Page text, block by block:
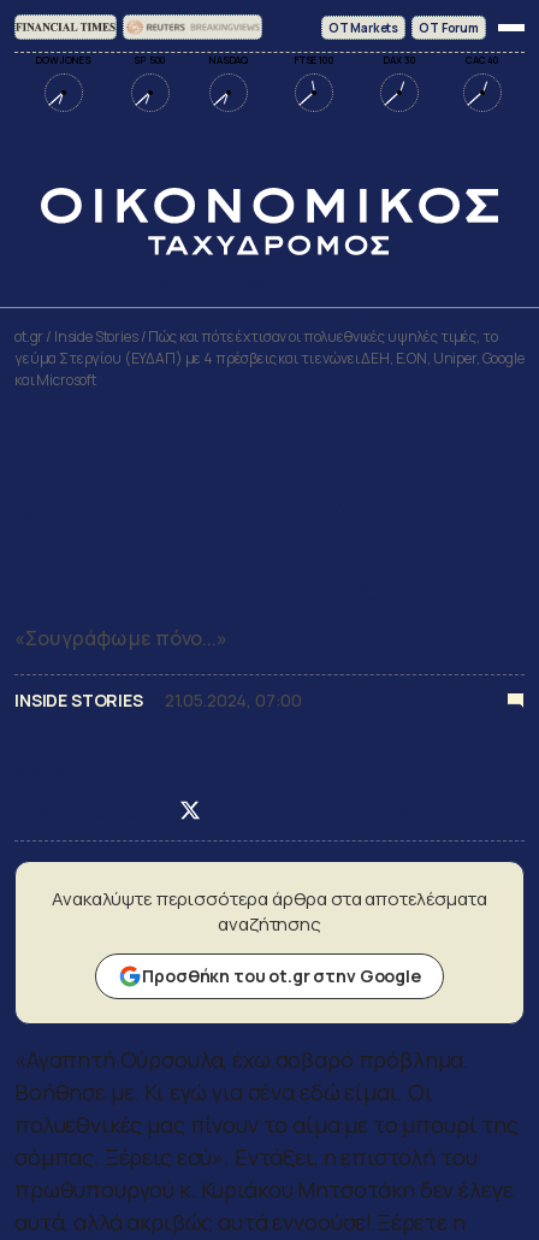
DOW JONES SP 500 NASDAQ FTSE 100 DAX 30 CAC 40
ΟΤ Markets OT Forum
ot.gr/ Inside Stories/Πώς και πότε έχτισαν οι πολυεθνικές υψηλές τιμές, το
γεύμα Στεργίου (ΕΥΔΑΠ) με 4 πρέσβεις και τι ενώνει ΔΕΗ, E.ON, Uniper, Google
και Microsoft
«Σου γράφω με πόνο...»
INSIDE STORIES 21.05.2024, 07:00
Ανακαλύψτε περισσότερα άρθρα στα αποτελέσματα
αναζήτησης
Προσθήκη του ot.gr στην Google
«Αγαπητή Ούρσουλα, έχω σοβαρό πρόβλημα.
Βοήθησε με. Κι εγώ για σένα εδώ είμαι. Οι
πολυεθνικές μας πίνουν το αίμα με το μπουρί της
σόμπας. Ξέρεις εσύ». Εντάξει, η επιστολή του
πρωθυπουργού κ. Κυριάκου Μητσοτάκη δεν έλεγε
αυτά, αλλά ακριβώς αυτά εννοούσε! Ξέρετε η